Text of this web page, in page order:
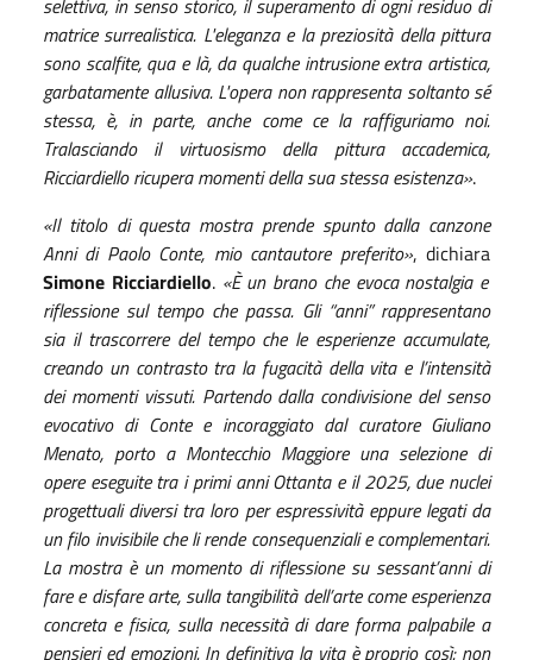
matrice surrealistica. L'eleganza e la preziosità della pittura
sono scalfite, qua e là, da qualche intrusione extra artistica,
garbatamente allusiva. L'opera non rappresenta soltanto sé
stessa, è, in parte, anche come ce la raffiguriamo noi.
Tralasciando il virtuosismo della pittura accademica,
Ricciardiello ricupera momenti della sua stessa esistenza».
«Il titolo di questa mostra prende spunto dalla canzone
Anni di Paolo Conte, mio cantautore preferito», dichiara
Simone Ricciardiello. «È un brano che evoca nostalgia e
riflessione sul tempo che passa. Gli “anni” rappresentano
sia il trascorrere del tempo che le esperienze accumulate,
creando un contrasto tra la fugacità della vita e l’intensità
dei momenti vissuti. Partendo dalla condivisione del senso
evocativo di Conte e incoraggiato dal curatore Giuliano
Menato, porto a Montecchio Maggiore una selezione di
opere eseguite tra i primi anni Ottanta e il 2025, due nuclei
progettuali diversi tra loro per espressività eppure legati da
un filo invisibile che li rende consequenziali e complementari.
La mostra è un momento di riflessione su sessant’anni di
fare e disfare arte, sulla tangibilità dell’arte come esperienza
concreta e fisica, sulla necessità di dare forma palpabile a
pensieri ed emozioni. In definitiva la vita è proprio così: non